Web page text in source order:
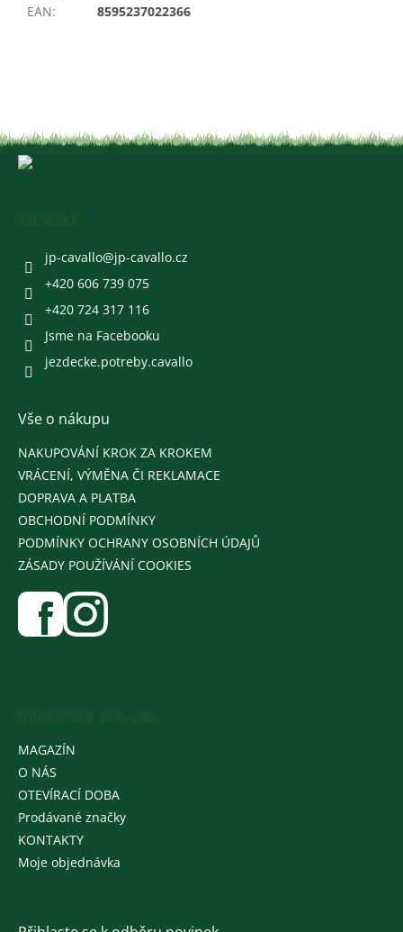
EAN: 8595237022366
jp-cavallo@jp-cavallo.cz
+420 606 739 075
+420 724 317 116
Jsme na Facebooku
jezdecke.potreby.cavallo
Vše o nákupu
NAKUPOVÁNÍ KROK ZA KROKEM
VRÁCENÍ, VÝMĚNA ČI REKLAMACE
DOPRAVA A PLATBA
OBCHODNÍ PODMÍNKY
PODMÍNKY OCHRANY OSOBNÍCH ÚDAJŮ
ZÁSADY POUŽÍVÁNÍ COOKIES
MAGAZÍN
O NÁS
OTEVÍRACÍ DOBA
Prodávané značky
KONTAKTY
Moje objednávka